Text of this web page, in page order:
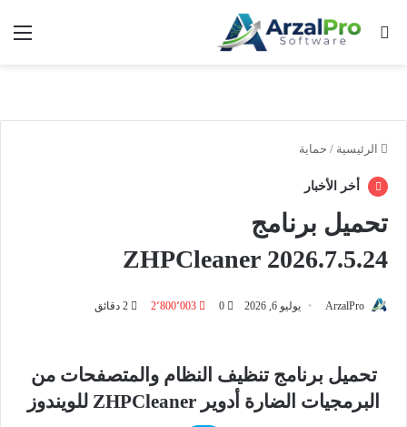
بحث عن
الرئيسية / حماية
أخر الأخبار
تحميل برنامج
ZHPCleaner 2026.7.5.24
ArzalPro يوليو 6, 2026 0 2٬800٬003
تحميل برنامج تنظيف النظام والمتصفحات من
البرمجيات الضارة أدوير ZHPCleaner للويندوز